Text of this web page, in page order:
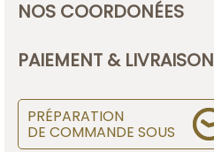
NOS COORDONÉES
PAIEMENT & LIVRAISON
PRÉPARATION
DE COMMANDE SOUS